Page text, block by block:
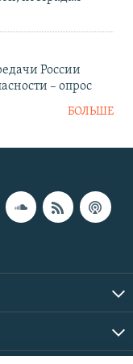
России
– опрос
БОЛЬШЕ